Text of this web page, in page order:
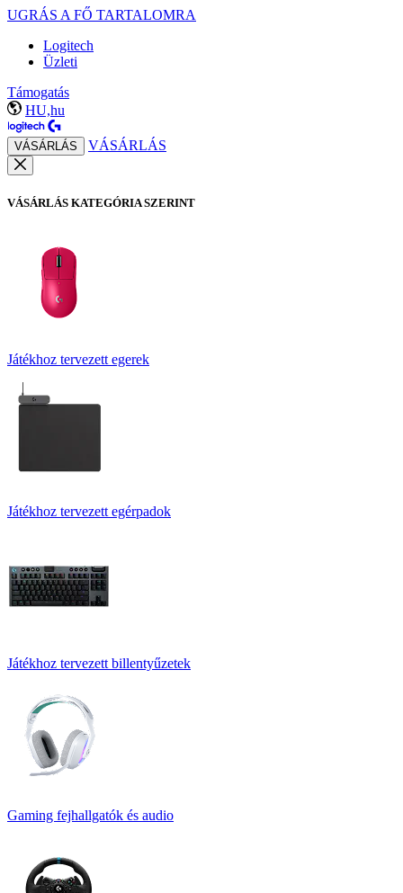
UGRÁS A FŐ TARTALOMRA
Logitech
Üzleti
Támogatás
HU,hu
VÁSÁRLÁS VÁSÁRLÁS
VÁSÁRLÁS KATEGÓRIA SZERINT
Játékhoz tervezett egerek
Játékhoz tervezett egérpadok
Játékhoz tervezett billentyűzetek
Gaming fejhallgatók és audio